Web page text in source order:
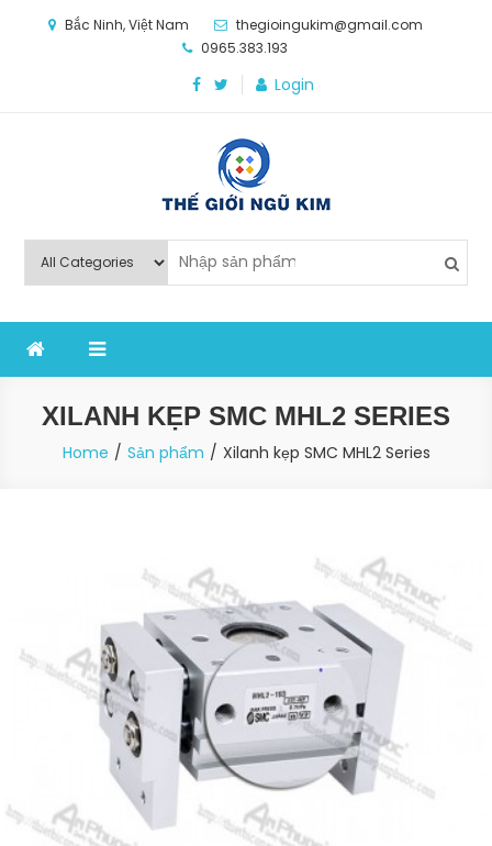
Bắc Ninh, Việt Nam
thegioingukim@gmail.com
0965.383.193
Login
Thế Giới Ngũ Kim
nghiệp sản xuất
XILANH KẸP SMC MHL2 SERIES
Home Sản phẩm Xilanh kẹp SMC MHL2 Series